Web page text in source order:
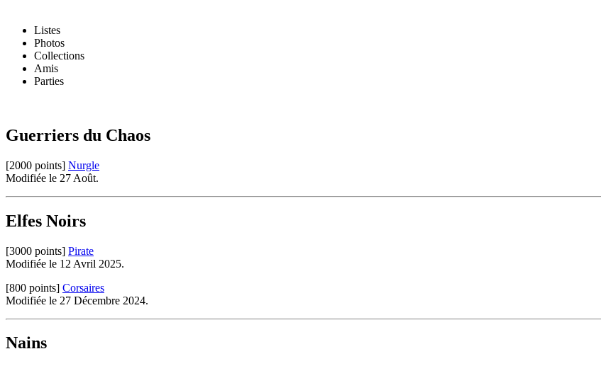
Listes
Photos
Collections
Amis
Parties
Guerriers du Chaos
[2000 points] Nurgle
Modifiée le 27 Août.
Elfes Noirs
[3000 points] Pirate
Modifiée le 12 Avril 2025.
[800 points] Corsaires
Modifiée le 27 Décembre 2024.
Nains